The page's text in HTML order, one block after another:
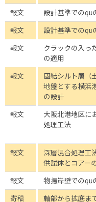
報文
設計基準でのqu
報文
設計基準でのqu
報文
クラックの入っ
の適用
報文
固結シルト層（
地盤とする横浜
の設計
報文
大阪北港地区に
処理工法
報文
深層混合処理工
供試体とコアー
報文
物揚岸壁でのqu
寄稿
軸部から拡底ま